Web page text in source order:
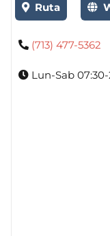
Ruta
(713) 477-5362
Lun-Sab